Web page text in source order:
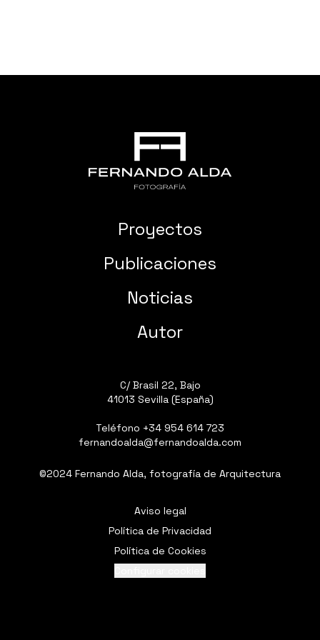
Proyectos
Publicaciones
Noticias
Autor
C/ Brasil 22, Bajo
41013 Sevilla (España)
Teléfono +34 954 614 723
fernandoalda@fernandoalda.com
©2024 Fernando Alda, fotografía de Arquitectura
Aviso legal
Política de Privacidad
Política de Cookies